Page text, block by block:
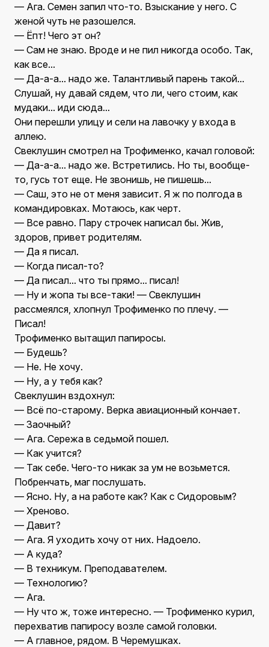
— Ага. Семен запил что-то. Взыскание у него. С
женой чуть не разошелся.
— Ёпт! Чего эт он?
— Сам не знаю. Вроде и не пил никогда особо. Так,
как все...
— Да-а-а... надо же. Талантливый парень такой...
Слушай, ну давай сядем, что ли, чего стоим, как
мудаки... иди сюда...
Они перешли улицу и сели на лавочку у входа в
аллею.
Свеклушин смотрел на Трофименко, качал головой:
— Да-а-а... надо же. Встретились. Но ты, вообще-
то, гусь тот еще. Не звонишь, не пишешь...
— Саш, это не от меня зависит. Я ж по полгода в
командировках. Мотаюсь, как черт.
— Все равно. Пару строчек написал бы. Жив,
здоров, привет родителям.
— Да я писал.
— Когда писал-то?
— Да писал... что ты прямо... писал!
— Ну и жопа ты все-таки! — Свеклушин
рассмеялся, хлопнул Трофименко по плечу. —
Писал!
Трофименко вытащил папиросы.
— Будешь?
— Не. Не хочу.
— Ну, а у тебя как?
Свеклушин вздохнул:
— Всё по-старому. Верка авиационный кончает.
— Заочный?
— Ага. Сережа в седьмой пошел.
— Как учится?
— Так себе. Чего-то никак за ум не возьмется.
Побренчать, маг послушать.
— Ясно. Ну, а на работе как? Как с Сидоровым?
— Хреново.
— Давит?
— Ага. Я уходить хочу от них. Надоело.
— А куда?
— В техникум. Преподавателем.
— Технологию?
— Ага.
— Ну что ж, тоже интересно. — Трофименко курил,
перехватив папиросу возле самой головки.
— А главное, рядом. В Черемушках.